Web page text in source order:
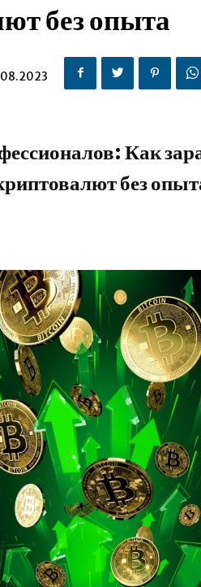
без опыта
Как
без